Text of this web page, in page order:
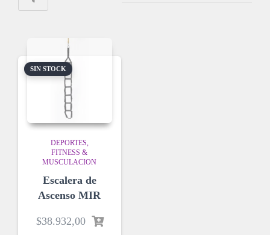
SIN STOCK
DEPORTES
FITNESS &
MUSCULACION
Escalera de
Ascenso MIR
$38.932,00